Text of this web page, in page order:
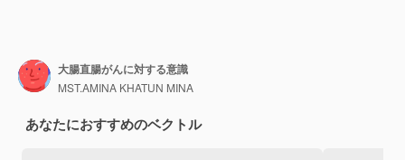
大腸直腸がんに対する意識
MST.AMINA KHATUN MINA
あなたにおすすめのベクトル